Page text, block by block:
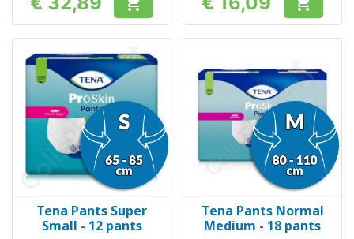
Prijs Prijs
Tena Pants Super
Small - 12 pants
Tena Pants Normal
Medium - 18 pants